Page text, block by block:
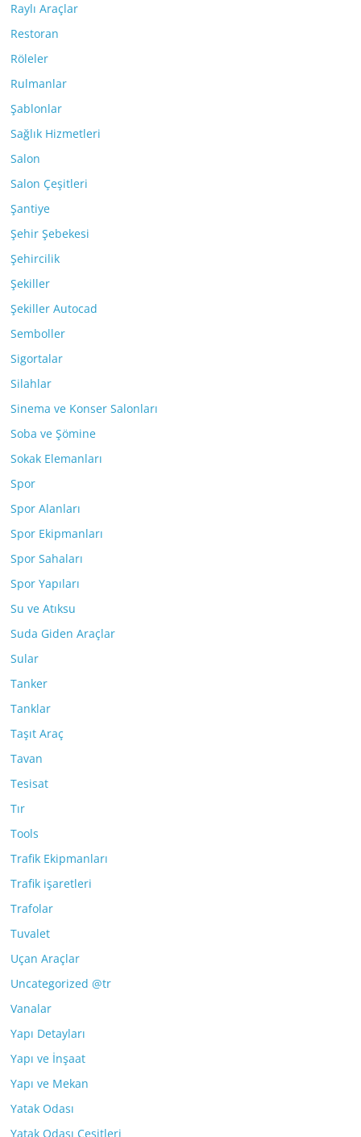
Raylı Araçlar
Restoran
Röleler
Rulmanlar
Şablonlar
Sağlık Hizmetleri
Salon
Salon Çeşitleri
Şantiye
Şehir Şebekesi
Şehircilik
Şekiller
Şekiller Autocad
Semboller
Sigortalar
Silahlar
Sinema ve Konser Salonları
Soba ve Şömine
Sokak Elemanları
Spor
Spor Alanları
Spor Ekipmanları
Spor Sahaları
Spor Yapıları
Su ve Atıksu
Suda Giden Araçlar
Sular
Tanker
Tanklar
Taşıt Araç
Tavan
Tesisat
Tır
Tools
Trafik Ekipmanları
Trafik işaretleri
Trafolar
Tuvalet
Uçan Araçlar
Uncategorized @tr
Vanalar
Yapı Detayları
Yapı ve İnşaat
Yapı ve Mekan
Yatak Odası
Yatak Odası Çeşitleri